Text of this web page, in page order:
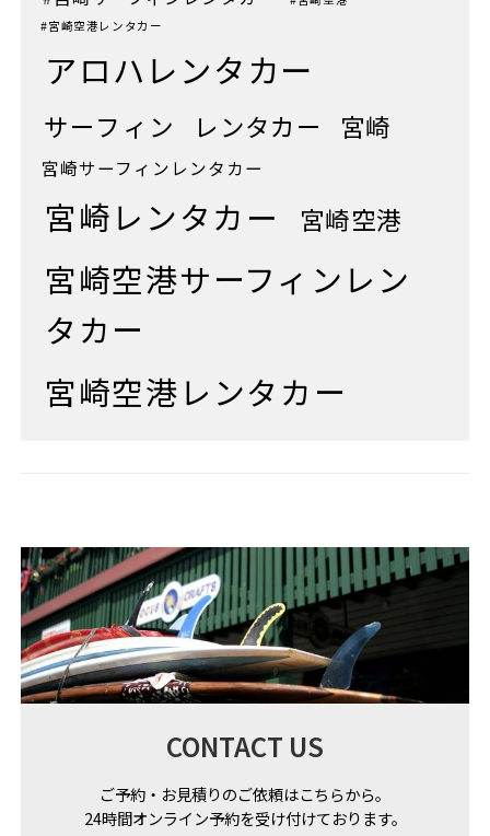
#宮崎空港レンタカー
アロハレンタカー
サーフィン レンタカー 宮崎
宮崎サーフィンレンタカー
宮崎レンタカー 宮崎空港
宮崎空港サーフィンレン
タカー
宮崎空港レンタカー
CONTACT US
ご予約・お見積りのご依頼はこちらから。
24時間オンライン予約を受け付けております。